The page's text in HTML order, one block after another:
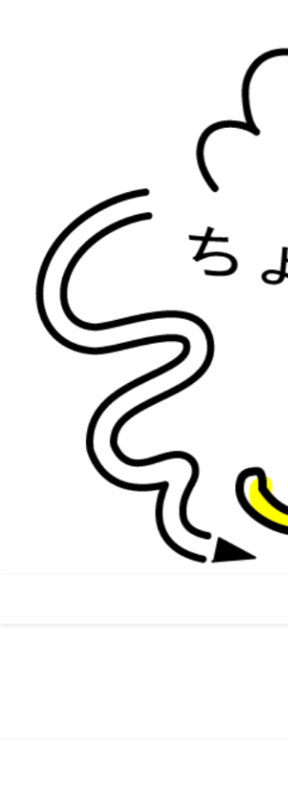
腸
協会認定インストラクタ